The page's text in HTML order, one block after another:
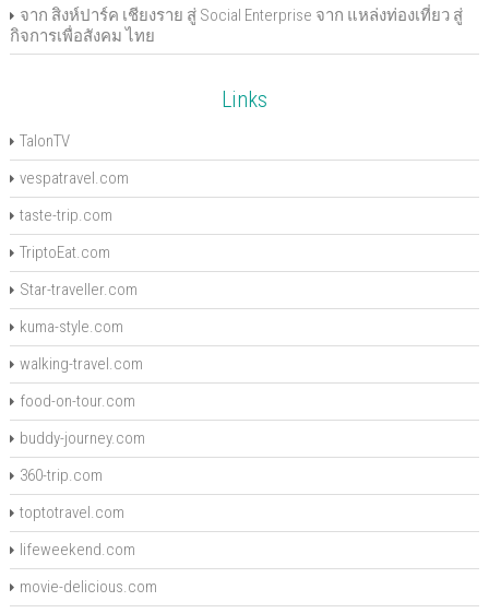
จาก สิงห์ปาร์ค เชียงราย สู่ Social Enterprise จาก แหล่งท่องเที่ยว สู่
กิจการเพื่อสังคม ไทย
Links
TalonTV
vespatravel.com
taste-trip.com
TriptoEat.com
Star-traveller.com
kuma-style.com
walking-travel.com
food-on-tour.com
buddy-journey.com
360-trip.com
toptotravel.com
lifeweekend.com
movie-delicious.com